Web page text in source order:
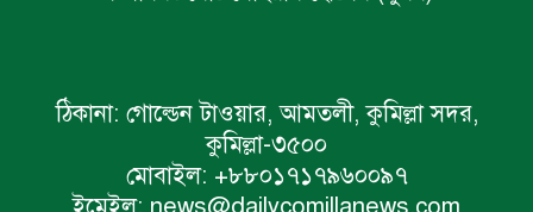
ঠিকানা: গোল্ডেন টাওয়ার, আমতলী, কুমিল্লা সদর,
কুমিল্লা-৩৫০০
মোবাইল: +৮৮০১৭১৭৯৬০০৯৭